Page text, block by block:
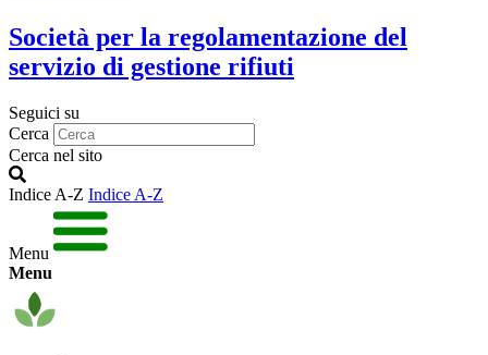
Società per la regolamentazione del
servizio di gestione rifiuti
Seguici su
Cerca
Cerca nel sito
Indice A-Z Indice A-Z
Menu
Menu